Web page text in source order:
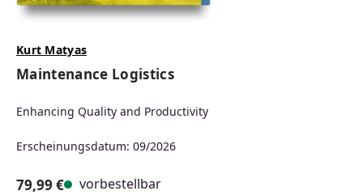
Kurt Matyas
Maintenance Logistics
Enhancing Quality and Productivity
Erscheinungsdatum: 09/2026
79,99 € vorbestellbar